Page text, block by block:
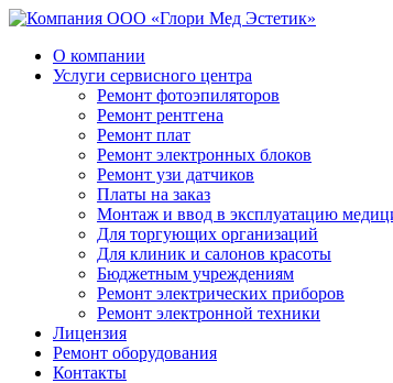
О компании
Услуги сервисного центра
Ремонт фотоэпиляторов
Ремонт рентгена
Ремонт плат
Ремонт электронных блоков
Ремонт узи датчиков
Платы на заказ
Монтаж и ввод в эксплуатацию
Для торгующих организаций
Для клиник и салонов красоты
Бюджетным учреждениям
Ремонт электрических приборов
Ремонт электронной техники
Лицензия
Ремонт оборудования
Контакты